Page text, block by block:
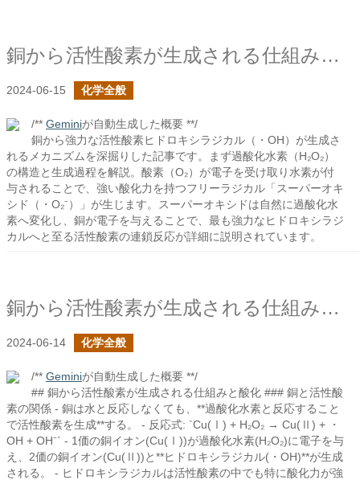
銅から活性酸素が生成される仕組みを知りたいの続き
2024-06-15 化学全般
/** Geminiが自動生成した概要 **/
銅から強力な活性酸素ヒドロキシラジカル（・OH）が生成さ
れるメカニズムを深掘りした記事です。まず過酸化水素（H₂O₂）
の構造と生成過程を解説。酸素（O₂）が電子を受け取り水素が付
与されることで、強い酸化力を持つフリーラジカル「スーパーオキ
シド（・O₂⁻）」が生じます。スーパーオキシドは自然に過酸化水
素へ変化し、銅が電子を与えることで、最も強力なヒドロキシラジ
カルへと至る活性酸素の連鎖反応が詳細に説明されています。
銅から活性酸素が生成される仕組みを知りたい
2024-06-14 化学全般
/** Geminiが自動生成した概要 **/
## 銅から活性酸素が生成される仕組みと酸化 ### 銅と活性酸
素の関係 - 銅は水と反応しなくても、**過酸化水素と反応すること
で活性酸素を生成**する。 - 反応式: `Cu(Ⅰ) + H₂O₂ → Cu(Ⅱ) + ・
OH + OH⁻` - 1価の銅イオン(Cu(Ⅰ))が過酸化水素(H₂O₂)に電子を与
え、2価の銅イオン(Cu(Ⅱ))と**ヒドロキシラジカル(・OH)**が生成
される。 - ヒドロキシラジカルは活性酸素の中でも特に酸化力が強